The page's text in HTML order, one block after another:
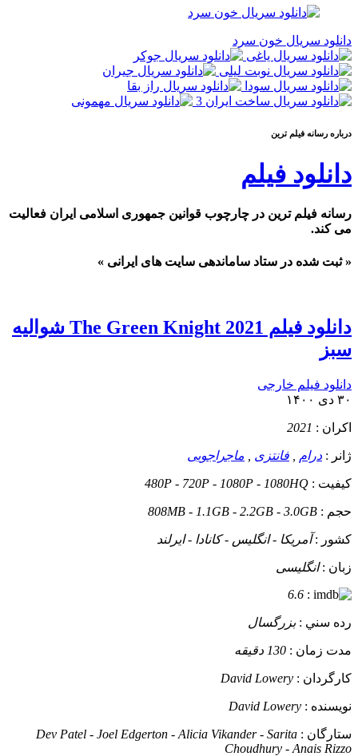
دانلود سریال خون سرد
درباره رسانه فيلم ترين
دانلود فیلم
رسانه فیلم ترین در چارچوب قوانین جمهوری اسلامی ایران فعالیت
می کند.
« ثبت شده در ستاد ساماندهی سایت های ایرانی »
دانلود فیلم The Green Knight 2021 شوالیه
سبز
دانلود فیلم خارجی
۳۰ دی ۱۴۰۰
اکران : 2021
ژانر : درام فانتزی ماجراجویی
کيفيت : 480P - 720P - 1080P - 1080HQ
حجم : 808MB - 1.1GB - 2.2GB - 3.0GB
کشور :آمریکا - انگلیس - کانادا - ایرلند
زبان :انگلیسی
:
6.6
رده سني :بزرگسال
مدت زمان : 130 دقیقه
کارگردان : David Lowery
نويسنده : David Lowery
ستارگان : Dev Patel - Joel Edgerton - Alicia Vikander - Sarita
Choudhury - Anais Rizzo